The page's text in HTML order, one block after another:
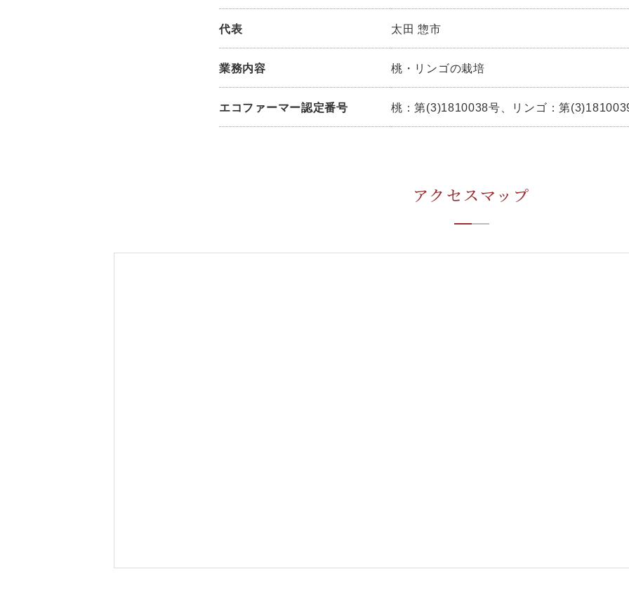
代表 太田 惣市
業務内容 桃・リンゴの栽培
エコファーマー認定番号 桃：第(3)1810038号、リンゴ：第
アクセスマップ